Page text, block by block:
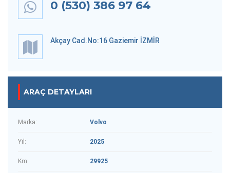
0 (530) 386 97 64
Akçay Cad.No:16 Gaziemir İZMİR
ARAÇ DETAYLARI
Marka: Volvo
Yıl: 2025
Km: 29925